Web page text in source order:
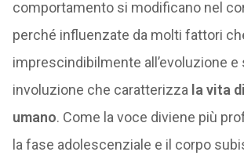
comportamento si modificano nel
perché influenzate da molti fattori
imprescindibilmente all’evoluzione
involuzione che caratterizza la vita
umano. Come la voce diviene più
la fase adolescenziale e il corpo